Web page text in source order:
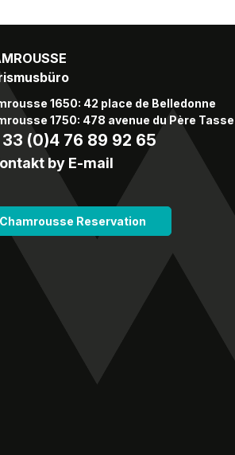
1650: 42 place de Belledonne
1750: 478 avenue du Père Tasse
33 (0)4 76 89 92 65
by E-mail
Chamrousse Reservation